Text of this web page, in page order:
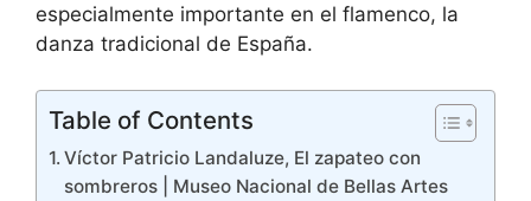
especialmente importante en el flamenco, la
danza tradicional de España.
Table of Contents
Víctor Patricio Landaluze, El zapateo con
sombreros | Museo Nacional de Bellas Artes